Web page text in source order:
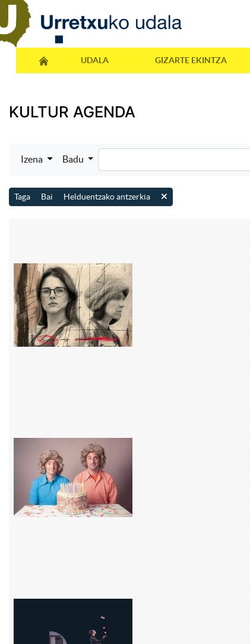
UDALA GIZARTE EKINTZA
KULTUR AGENDA
Izena Badu
Taga Bai Helduentzako antzerkia